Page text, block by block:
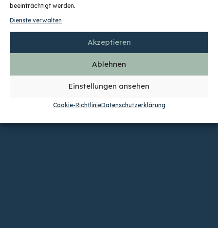
beeinträchtigt werden.
Dienste verwalten
Akzeptieren
Ablehnen
Einstellungen ansehen
Cookie-RichtlinieDatenschutzerklärung